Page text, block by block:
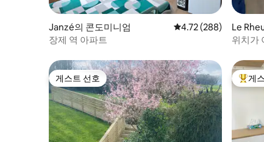
Janzé의 콘도미니엄 평점 4.72점(5점 만점
4.72 (288)
장제 역 아파트
Le
위치가
게스트 선호
게스트 선호 상위
게